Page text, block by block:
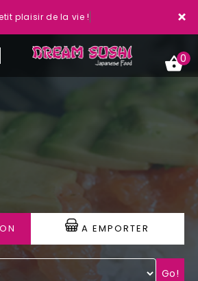
×
plaisir de la vie !
0
A EMPORTER
Go!